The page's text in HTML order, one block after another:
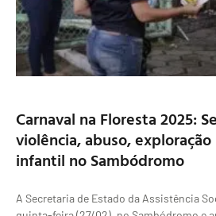
Carnaval na Floresta 2025:
violência, abuso,
infantil no Sambódromo
A Secretaria de Estado da Assistência